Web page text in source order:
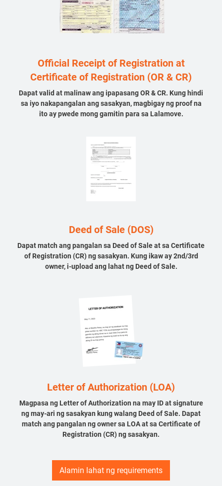
Official Receipt of Registration at
Certificate of Registration (OR & CR)
Dapat valid at malinaw ang ipapasang OR & CR. Kung hindi
sa iyo nakapangalan ang sasakyan, magbigay ng proof na
ito ay pwede mong gamitin para sa Lalamove.
Deed of Sale (DOS)
Dapat match ang pangalan sa Deed of Sale at sa Certificate
of Registration (CR) ng sasakyan. Kung ikaw ay 2nd/3rd
owner, i-upload ang lahat ng Deed of Sale.
Letter of Authorization (LOA)
Magpasa ng Letter of Authorization na may ID at signature
ng may-ari ng sasakyan kung walang Deed of Sale. Dapat
match ang pangalan ng owner sa LOA at sa Certificate of
Registration (CR) ng sasakyan.
Alamin lahat ng requirements